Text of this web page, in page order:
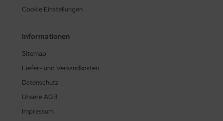
Cookie Einstellungen
Informationen
Sitemap
Liefer- und Versandkosten
Datenschutz
Unsere AGB
Impressum